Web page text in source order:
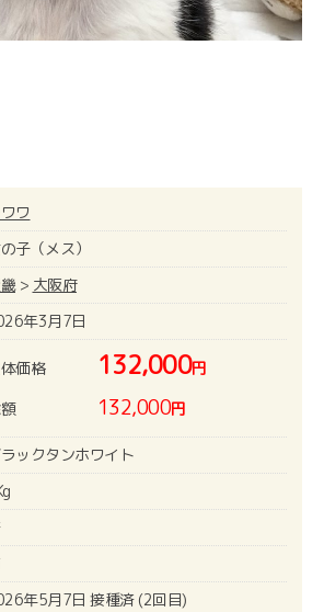
ワ
子（メス）
> 大阪府
年3月7日
価格 132,000円
132,000円
ックタンホワイト
年5月7日 接種済 (2回目)